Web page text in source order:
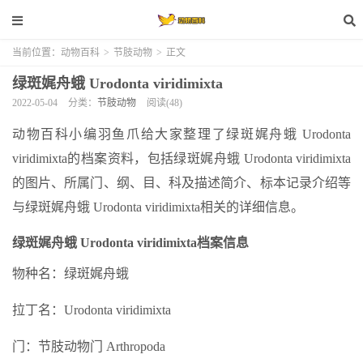
当前位置： 动物百科 > 节肢动物 > 正文
绿斑娓舟蛾 Urodonta viridimixta
2022-05-04 分类： 节肢动物 阅读(48)
动物百科小编羽鱼爪给大家整理了绿斑娓舟蛾 Urodonta
viridimixta的档案资料，包括绿斑娓舟蛾 Urodonta viridimixta
的图片、所属门、纲、目、科及描述简介、标本记录介绍等
与绿斑娓舟蛾 Urodonta viridimixta相关的详细信息。
绿斑娓舟蛾 Urodonta viridimixta档案信息
物种名：绿斑娓舟蛾
拉丁名：Urodonta viridimixta
门：节肢动物门 Arthropoda